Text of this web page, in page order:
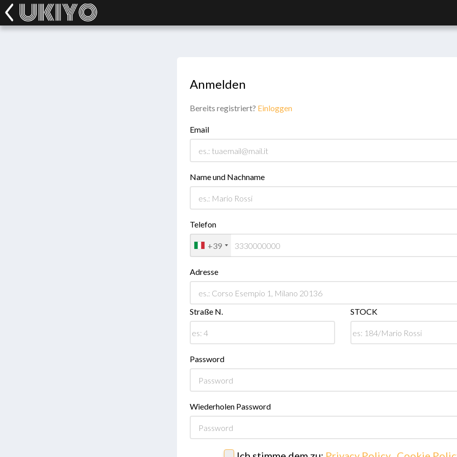
Anmelden
Bereits registriert? Einloggen
Email
Name und Nachname
Telefon
+39
Adresse
Straße N. STOCK
Password
Wiederholen Password